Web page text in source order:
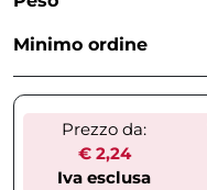
Minimo ordine
Prezzo da:
€ 2,24
Iva esclusa